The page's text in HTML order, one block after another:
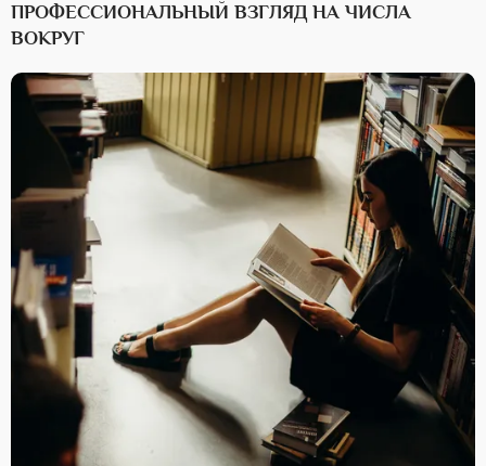
ПРОФЕССИОНАЛЬНЫЙ ВЗГЛЯД НА ЧИСЛА
ВОКРУГ